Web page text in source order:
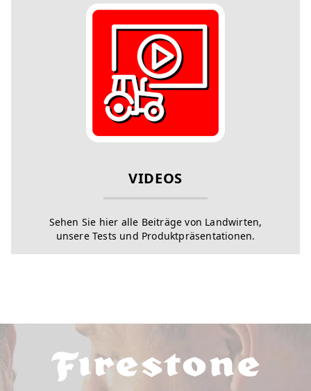
VIDEOS
Sehen Sie hier alle Beiträge von Landwirten,
unsere Tests und Produktpräsentationen.